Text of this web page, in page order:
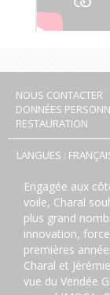
NOUS CONTACTER
DONNÉES
RESTAURATION
LANGUES :
Engagée aux
voile, Charal
plus grand
innovation,
premières
Charal et
vue du Vendée